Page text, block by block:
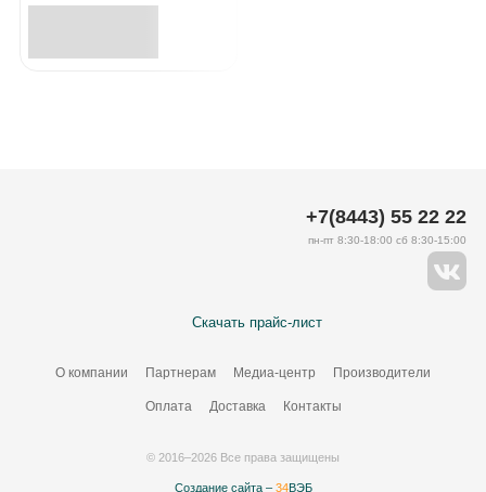
Скачать прайс-лист
О компании Партнерам Медиа-центр Производители
Оплата Доставка Контакты
+7(8443) 55 22 22
пн-пт 8:30-18:00 сб 8:30-15:00
© 2016–2026 Все права защищены
Создание сайта – 34ВЭБ